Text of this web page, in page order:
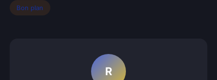
Bon plan
R